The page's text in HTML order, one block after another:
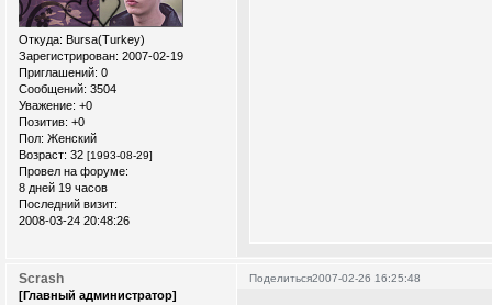
Откуда: Bursa(Turkey)
Зарегистрирован: 2007-02-19
Приглашений: 0
Сообщений: 3504
Уважение: +0
Позитив: +0
Пол: Женский
Возраст: 32 [1993-08-29]
Провел на форуме:
8 дней 19 часов
Последний визит:
2008-03-24 20:48:26
Поделиться2007-02-26 16:25:48
Scrash
[Главный администратор]